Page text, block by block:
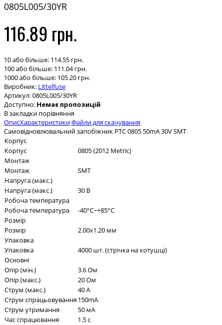
0805L005/30YR
116.89 грн.
10 або більше: 114.55 грн.
100 або більше: 111.04 грн.
1000 або більше: 105.20 грн.
Виробник: Littelfuse
Артикул:0805L005/30YR
Доступно: Немає пропозицій
В закладки порівняння
ОписХарактеристикиФайли для скачування
Самовідновлювальний запобіжник PTC 0805 50mA 30V SMT
Корпус
Корпус
0805 (2012 Metric)
Монтаж
Монтаж
SMT
Напруга (макс.)
Напруга (макс.)
30 В
Робоча температура
Робоча температура
-40°C~+85°C
Розмір
Розмір
2.00x1.20 мм
Упаковка
Упаковка
4000 шт. (стрічка на котушці)
Основні
Опір (мін.)
3.6 Ом
Опір (макс.)
20 Ом
Струм (макс.)
40 А
Струм спрацьовування150mA
Струм утримання
50 мА
Час спрацювання
1.5 с